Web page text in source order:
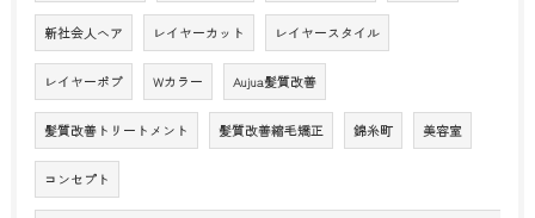
新社会人ヘア レイヤーカット レイヤースタイル
レイヤーボブ Wカラー Aujua髪質改善
髪質改善トリートメント 髪質改善縮毛矯正 錦糸町 美容室
コンセプト